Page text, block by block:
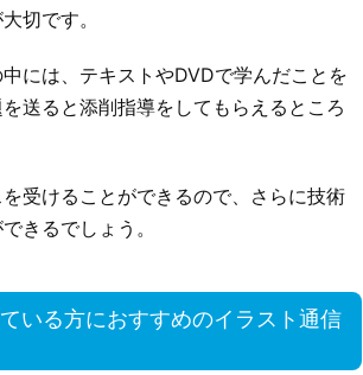
切です。
には、テキストやDVDで学んだことを
送ると添削指導をしてもらえるところ
受けることができるので、さらに技術
きるでしょう。
いる方におすすめのイラスト通信